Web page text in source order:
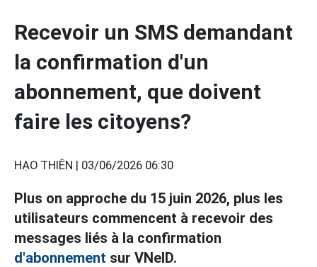
Recevoir un SMS demandant
la confirmation d'un
abonnement, que doivent
faire les citoyens?
HẠO THIÊN | 03/06/2026 06:30
Plus on approche du 15 juin 2026, plus les
utilisateurs commencent à recevoir des
messages liés à la confirmation
d'abonnement sur VNeID.